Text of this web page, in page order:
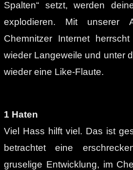
Spalten“ setzt, werden
explodieren. Mit unserer
Chemnitzer Internet
wieder Langeweile und unter
wieder eine Like-Flaute.
1 Haten
Viel Hass hilft viel. Das ist
betrachtet eine
gruselige Entwicklung, im